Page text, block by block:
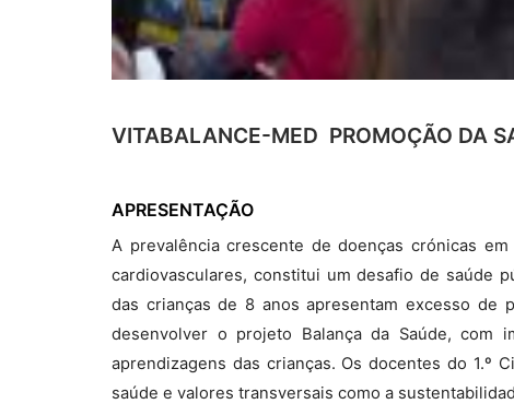
VITABALANCE-MED  PROMOÇÃO DA
APRESENTAÇÃO
A prevalência crescente de doenças crónicas
cardiovasculares, constitui um desafio de saúde
das crianças de 8 anos apresentam excesso de
desenvolver o projeto Balança da Saúde,
aprendizagens das crianças. Os docentes do 1.º
saúde e valores transversais como a